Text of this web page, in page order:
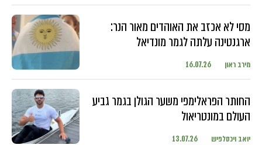
מסי לא אכזב את האוהדים מאור הנר:
ארגנטינה עלתה לגמר מונדיאל
מירב ראון 16.07.26
החותר הפראלימפי משער הגולן בגמר גביע
העולם במונטריאול
יואב ויכסלפיש 13.07.26